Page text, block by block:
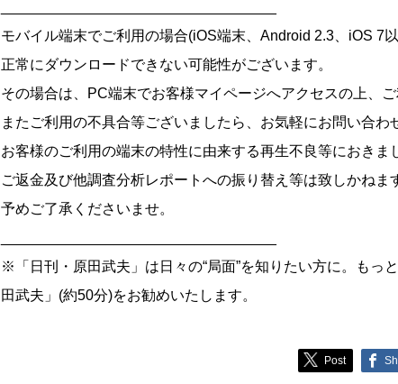
モバイル端末でご利用の場合(iOS端末、Android 2.3、iOS 7
正常にダウンロードできない可能性がございます。
その場合は、PC端末でお客様マイページへアクセスの上、ご
またご利用の不具合等ございましたら、お気軽にお問い合わ
お客様のご利用の端末の特性に由来する再生不良等におきま
ご返金及び他調査分析レポートへの振り替え等は致しかねま
予めご了承くださいませ。
※「日刊・原田武夫」は日々の“局面”を知りたい方に。もっ
田武夫」(約50分)をお勧めいたします。
Post